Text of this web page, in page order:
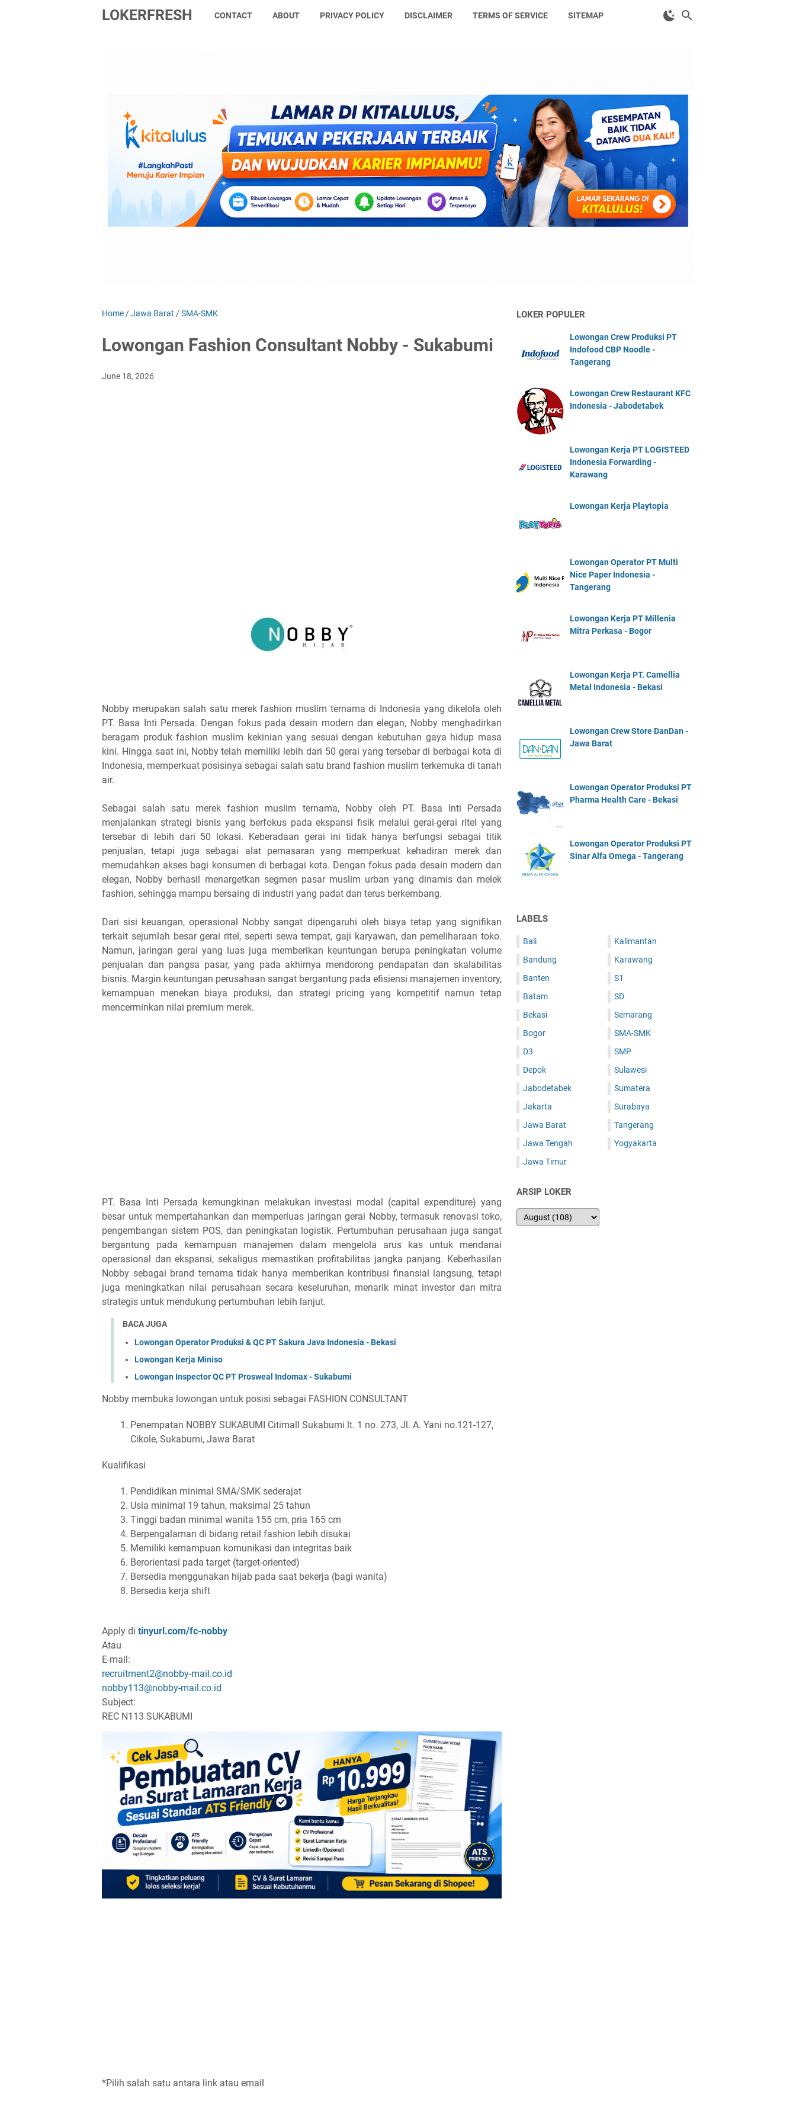
LOKERFRESH CONTACT ABOUT PRIVACY POLICY DISCLAIMER TERMS OF SERVICE SITEMAP
Home /Jawa Barat /SMA-SMK
Lowongan Fashion Consultant Nobby - Sukabumi
June 18, 2026
Nobby merupakan salah satu merek fashion muslim ternama di Indonesia yang dikelola oleh
PT. Basa Inti Persada. Dengan fokus pada desain modern dan elegan, Nobby menghadirkan
beragam produk fashion muslim kekinian yang sesuai dengan kebutuhan gaya hidup masa
kini. Hingga saat ini, Nobby telah memiliki lebih dari 50 gerai yang tersebar di berbagai kota di
Indonesia, memperkuat posisinya sebagai salah satu brand fashion muslim terkemuka di tanah
air.
Sebagai salah satu merek fashion muslim ternama, Nobby oleh PT. Basa Inti Persada
menjalankan strategi bisnis yang berfokus pada ekspansi fisik melalui gerai-gerai ritel yang
tersebar di lebih dari 50 lokasi. Keberadaan gerai ini tidak hanya berfungsi sebagai titik
penjualan, tetapi juga sebagai alat pemasaran yang memperkuat kehadiran merek dan
memudahkan akses bagi konsumen di berbagai kota. Dengan fokus pada desain modern dan
elegan, Nobby berhasil menargetkan segmen pasar muslim urban yang dinamis dan melek
fashion, sehingga mampu bersaing di industri yang padat dan terus berkembang.
Dari sisi keuangan, operasional Nobby sangat dipengaruhi oleh biaya tetap yang signifikan
terkait sejumlah besar gerai ritel, seperti sewa tempat, gaji karyawan, dan pemeliharaan toko.
Namun, jaringan gerai yang luas juga memberikan keuntungan berupa peningkatan volume
penjualan dan pangsa pasar, yang pada akhirnya mendorong pendapatan dan skalabilitas
bisnis. Margin keuntungan perusahaan sangat bergantung pada efisiensi manajemen inventory,
kemampuan menekan biaya produksi, dan strategi pricing yang kompetitif namun tetap
mencerminkan nilai premium merek.
PT. Basa Inti Persada kemungkinan melakukan investasi modal (capital expenditure) yang
besar untuk mempertahankan dan memperluas jaringan gerai Nobby, termasuk renovasi toko,
pengembangan sistem POS, dan peningkatan logistik. Pertumbuhan perusahaan juga sangat
bergantung pada kemampuan manajemen dalam mengelola arus kas untuk mendanai
operasional dan ekspansi, sekaligus memastikan profitabilitas jangka panjang. Keberhasilan
Nobby sebagai brand ternama tidak hanya memberikan kontribusi finansial langsung, tetapi
juga meningkatkan nilai perusahaan secara keseluruhan, menarik minat investor dan mitra
strategis untuk mendukung pertumbuhan lebih lanjut.
BACA JUGA
Lowongan Operator Produksi & QC PT Sakura Java Indonesia - Bekasi
Lowongan Kerja Miniso
Lowongan Inspector QC PT Prosweal Indomax - Sukabumi
Nobby membuka lowongan untuk posisi sebagai FASHION CONSULTANT
Penempatan NOBBY SUKABUMI Citimall Sukabumi lt. 1 no. 273, Jl. A. Yani no.121-127,
Cikole, Sukabumi, Jawa Barat
Kualifikasi
Pendidikan minimal SMA/SMK sederajat
Usia minimal 19 tahun, maksimal 25 tahun
Tinggi badan minimal wanita 155 cm, pria 165 cm
Berpengalaman di bidang retail fashion lebih disukai
Memiliki kemampuan komunikasi dan integritas baik
Berorientasi pada target (target-oriented)
Bersedia menggunakan hijab pada saat bekerja (bagi wanita)
Bersedia kerja shift
Apply di tinyurl.com/fc-nobby
Atau
E-mail:
recruitment2@nobby-mail.co.id
nobby113@nobby-mail.co.id
Subject:
REC N113 SUKABUMI
*Pilih salah satu antara link atau email
LOKER POPULER
Lowongan Crew Produksi PT
Indofood CBP Noodle -
Tangerang
Lowongan Crew Restaurant KFC
Indonesia - Jabodetabek
Lowongan Kerja PT LOGISTEED
Indonesia Forwarding -
Karawang
Lowongan Kerja Playtopia
Lowongan Operator PT Multi
Nice Paper Indonesia -
Tangerang
Lowongan Kerja PT Millenia
Mitra Perkasa - Bogor
Lowongan Kerja PT. Camellia
Metal Indonesia - Bekasi
Lowongan Crew Store DanDan -
Jawa Barat
Lowongan Operator Produksi PT
Pharma Health Care - Bekasi
Lowongan Operator Produksi PT
Sinar Alfa Omega - Tangerang
LABELS
Bali
Bandung
Banten
Batam
Bekasi
Bogor
D3
Depok
Jabodetabek
Jakarta
Jawa Barat
Jawa Tengah
Jawa Timur
Kalimantan
Karawang
S1
SD
Semarang
SMA-SMK
SMP
Sulawesi
Sumatera
Surabaya
Tangerang
Yogyakarta
ARSIP LOKER